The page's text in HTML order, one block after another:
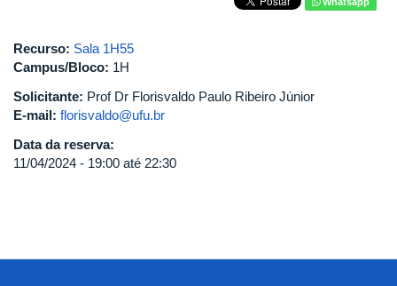
Recurso: Sala 1H55
Campus/Bloco: 1H
Solicitante: Prof Dr Florisvaldo Paulo Ribeiro Júnior
E-mail: florisvaldo@ufu.br
Data da reserva:
11/04/2024 - 19:00 até 22:30